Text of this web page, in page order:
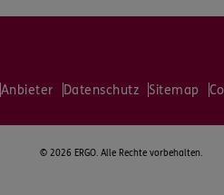
Anbieter Datenschutz Sitemap
© 2026 ERGO. Alle Rechte vorbehalten.